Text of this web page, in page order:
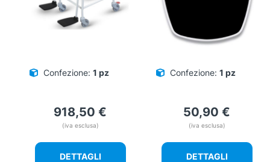
Confezione: 1 pz
918,50 €
(iva esclusa)
DETTAGLI
Confezione: 1 pz
50,90 €
(iva esclusa)
DETTAGLI